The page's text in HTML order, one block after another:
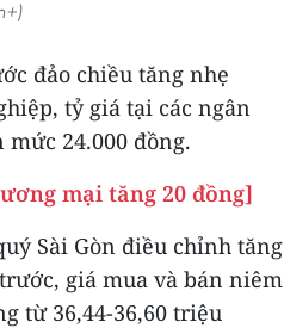
đảo chiều tăng nhẹ
tỷ giá tại các ngân
24.000 đồng.
mại tăng 20 đồng]
Sài Gòn điều chỉnh tăng
giá mua và bán niêm
từ 36,44-36,60 triệu